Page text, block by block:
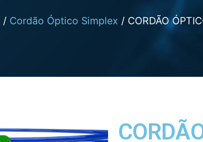
/ Cordão Óptico Simplex / CORDÃO